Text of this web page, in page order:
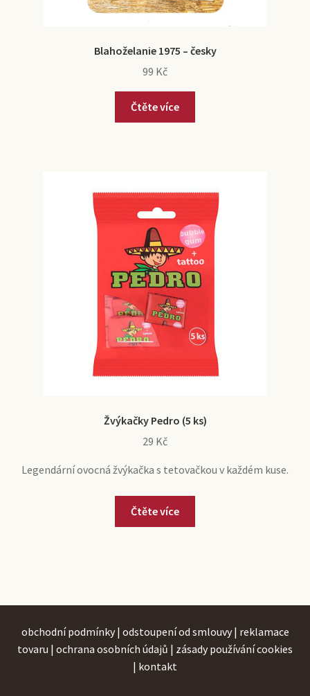
Blahoželanie 1975 – česky
99 Kč
Čtěte více
Žvýkačky Pedro (5 ks)
29 Kč
Legendární ovocná žvýkačka s tetovačkou v každém kuse.
Čtěte více
obchodní podmínky | odstoupení od smlouvy | reklamace
tovaru | ochrana osobních údajů | zásady používání cookies
| kontakt